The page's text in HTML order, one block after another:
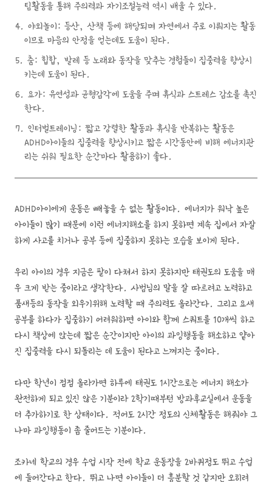
팀활동을 통해 주의력과 자기조절능력 역시 배울 수 있다.
야외놀이: 등산, 산책 등에 해당되며 자연에서 주로 이뤄지는 활동
이므로 마음의 안정을 얻는데도 도움이 된다.
춤: 힙합, 발레 등 노래와 동작을 맞추는 경험들이 집중력을 향상시
키는데 도움이 된다.
요가: 유연성과 균형감각에 도움을 주며 휴식과 스트레스 감소를 촉진
한다.
인터벌트레이닝: 짧고 강렬한 활동과 휴식을 반복하는 활동은
ADHD아이들의 집중력을 향상시키고 짧은 시간동안에 비해 에너지관
리는 쉬워 필요한 순간마다 활용하기 좋다.
ADHD아이에게 운동은 빼놓을 수 없는 활동이다. 에너지가 워낙 높은
아이들이 많기 때문에 이런 에너지해소를 하지 못하면 계속 집에서 자잘
하게 사고를 치거나 공부 등에 집중하지 못하는 모습을 보이게 된다.
우리 아이의 경우 지금은 팔이 다쳐서 하지 못하지만 태권도의 도움을 매
우 크게 받는 중이라고 생각한다. 사범님의 말을 잘 따르려고 노력하고
품새등의 동작을 외우기위해 노력할 때 주의력도 올라간다. 그리고 요새
공부를 하다가 집중하기 어려워하면 아이와 함께 스쿼트를 10개씩 하고
다시 책상에 앉는데 짧은 순간이지만 아이의 과잉행동을 해소하고 얕아
진 집중력을 다시 되돌리는 데 도움이 된다고 느껴지는 중이다.
다만 학년이 점점 올라가면 하루에 태권도 1시간으로는 에너지 해소가
완전하게 되고 있진 않은 기분이라 2학기때부턴 방과후교실에서 운동을
더 추가하기로 한 상태이다. 적어도 2시간 정도의 신체활동은 해줘야 그
나마 과잉행동이 좀 줄어드는 기분이다.
조카네 학교의 경우 수업 시작 전에 학교 운동장을 2바퀴정도 뛰고 수업
에 들어간다고 한다. 뛰고 나면 아이들이 더 흥분할 것 같지만 오히려